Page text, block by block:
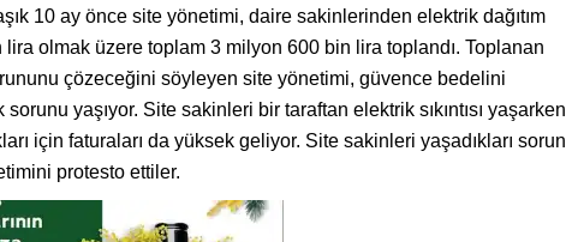
10 ay önce site yönetimi, daire sakinlerinden elektrik dağıtım
olmak üzere toplam 3 milyon 600 bin lira toplandı. Toplanan
çözeceğini söyleyen site yönetimi, güvence bedelini
yaşıyor. Site sakinleri bir taraftan elektrik sıkıntısı yaşarken
için faturaları da yüksek geliyor. Site sakinleri yaşadıkları sorun
protesto ettiler.